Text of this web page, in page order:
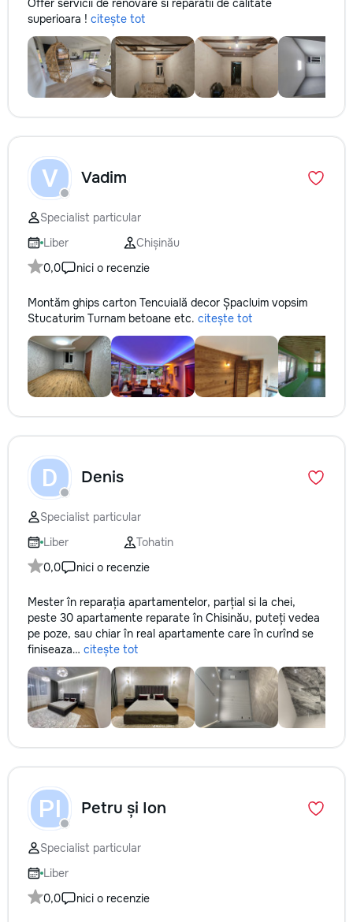
Offer servicii de renovare si reparatii de calitate
superioara ! citește tot
V Vadim
Specialist particular
Liber
Chișinău
0,0
nici o recenzie
Montăm ghips carton Tencuială decor Șpacluim vopsim
Stucaturim Turnam betoane etc. citește tot
D Denis
Specialist particular
Liber
Tohatin
0,0
nici o recenzie
Mester în reparația apartamentelor, parțial si la chei,
peste 30 apartamente reparate în Chisinău, puteți vedea
pe poze, sau chiar în real apartamente care în curînd se
finiseaza… citește tot
PI Petru și Ion
Specialist particular
Liber
0,0
nici o recenzie